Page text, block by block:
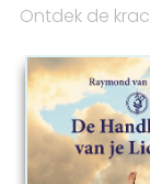
Ontdek de